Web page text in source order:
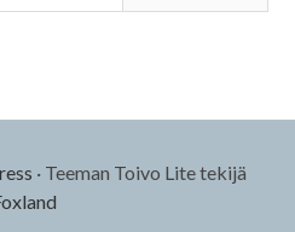
· Teeman Toivo Lite tekijä